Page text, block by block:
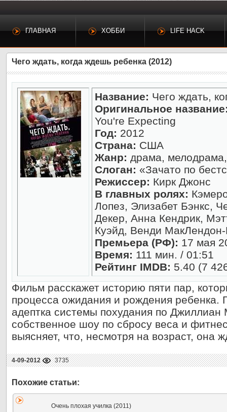
ГЛАВНАЯ ХОББИ LIFE HACK
Чего ждать, когда ждешь ребенка (2012)
Название: Чего ждать,
Оригинальное
You're Expecting
Год: 2012
Страна: США
Жанр: драма,
Слоган: «Зачато по
Режиссер: Кирк Джонс
В главных ролях:
Лопез, Элизабет Бэнкс,
Декер, Анна Кендрик,
Куэйд, Венди
Премьера (РФ): 17 мая
Время: 111 мин. / 01:51
Рейтинг IMDB: 5.40 (7
Фильм расскажет историю пяти пар,
процесса ожидания и рождения ребенка.
адептка системы похудания по Джиллиан
собственное шоу по сбросу веса и
выясняет, что, несмотря на возраст, она
4-09-2012 3735
Очень плохая училка (2011)